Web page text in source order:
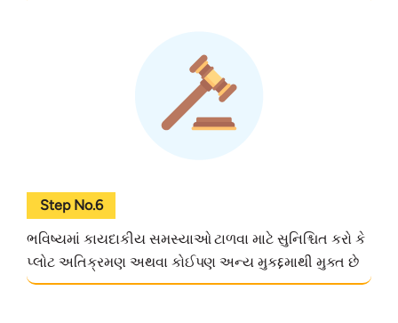
Step No.6
ભવિષ્યમાં કાયદાકીય સમસ્યાઓ ટાળવા માટે સુનિશ્ચિત કરો કે
પ્લોટ અતિક્રમણ અથવા કોઈપણ અન્ય મુકદ્દમાથી મુક્ત છે